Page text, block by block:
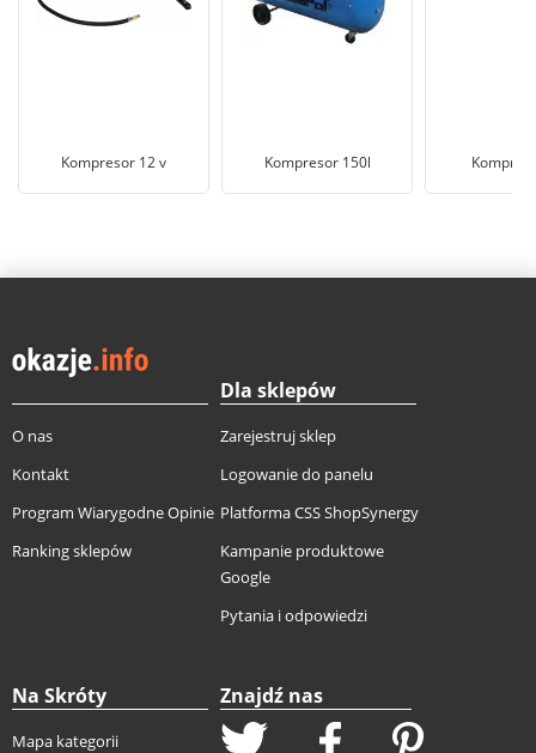
Kompresor 12 v Kompresor 150l
O nas
Kontakt
Program Wiarygodne Opinie
Ranking sklepów
Dla sklepów
Zarejestruj sklep
Logowanie do panelu
Platforma CSS ShopSynergy
Kampanie produktowe
Google
Pytania i odpowiedzi
Na Skróty
Mapa kategorii
Znajdź nas